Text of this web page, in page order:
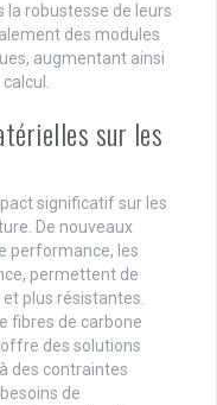
la robustesse de leurs
des modules
augmentant ainsi
sur les
significatif sur les
De nouveaux
performance, les
permettent de
plus résistantes.
fibres de carbone
des solutions
des contraintes
de